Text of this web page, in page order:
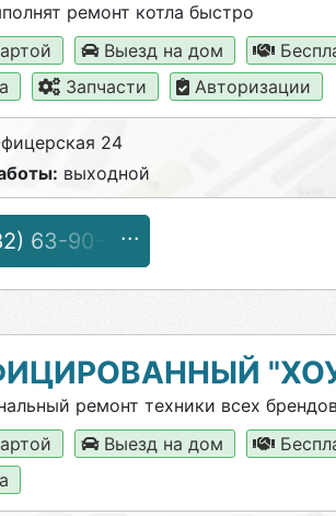
ремонт котла быстро
Выезд на дом
Запчасти Авторизации
24
выходной
63-90-89
ремонт техники всех
Выезд на дом